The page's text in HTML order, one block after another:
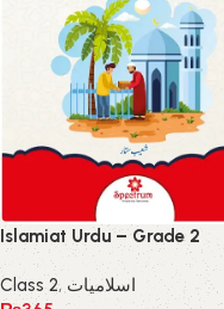
Islamiat Urdu – Grade 2
Class 2, اسلامیات